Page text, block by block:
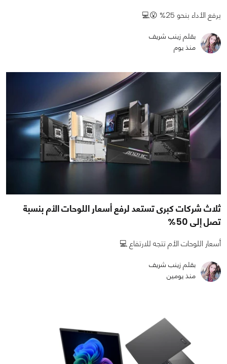
يرفع الأداء بنحو 25% 😮💻
بقلم زينب شريف
منذ يوم
ثلاث شركات كبرى تستعد لرفع أسعار اللوحات الأم بنسبة
تصل إلى 50%
أسعار اللوحات الأم تتجه للارتفاع 💻
بقلم زينب شريف
منذ يومين